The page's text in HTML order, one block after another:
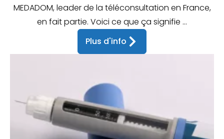
MEDADOM, leader de la téléconsultation en France,
en fait partie. Voici ce que ça signifie ...
Plus d'info